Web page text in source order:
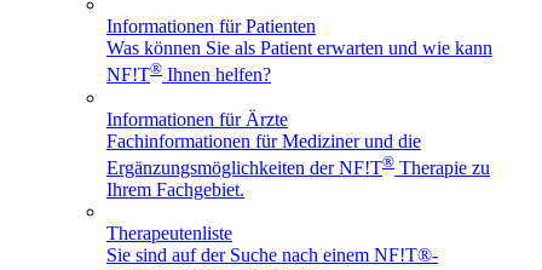
Informationen für Patienten
Was können Sie als Patient erwarten und wie kann
NF!T® Ihnen helfen?
Informationen für Ärzte
Fachinformationen für Mediziner und die
Ergänzungsmöglichkeiten der NF!T® Therapie zu
Ihrem Fachgebiet.
Therapeutenliste
Sie sind auf der Suche nach einem NF!T®-